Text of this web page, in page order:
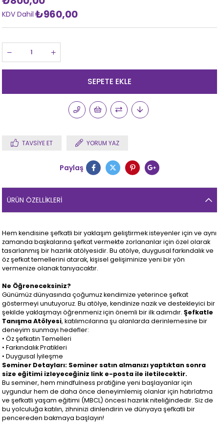
KDV Dahil ₺960,00
TAVSIYE ET YORUM YAZ
Paylaş
ÜRÜN ÖZELLIKLERI
Hem kendisine şefkatli bir yaklaşım geliştirmek isteyenler için ve aynı
zamanda başkalarına şefkat vermekte zorlananlar için özel olarak
tasarlanmış bir hazırlık atölyesidir. Bu atölye, duygusal farkındalık ve
öz şefkat temellerini atarak, kişisel gelişiminize yeni bir yön
vermenize olanak tanıyacaktır.
Ne Öğreneceksiniz?
Günümüz dünyasında çoğumuz kendimize yeterince şefkat
göstermeyi unutuyoruz. Bu atölye, kendinize nazik ve destekleyici bir
şekilde yaklaşmayı öğrenmeniz için önemli bir ilk adımdır.Şefkatle
Tanışma Atölyesi, katılımcılarına şu alanlarda derinlemesine bir
deneyim sunmayı hedefler:
• Öz şefkatin Temelleri
• Farkındalık Pratikleri
• Duygusal İyileşme
Seminer Detayları: Seminer satın almanızı yaptıktan sonra
size eğitimi izleyeceğiniz link e-posta ile iletilecektir.
Bu seminer, hem mindfulness pratiğine yeni başlayanlar için
uygundur hem de daha önce deneyimlemiş olanlar için hatırlatma
ve şefkatli yaşam eğitimi (MBCL) öncesi hazırlık niteliğindedir. Siz de
bu yolculuğa katılın, zihninizi dinlendirin ve dünyaya şefkatli bir
pencereden bakmaya başlayın!